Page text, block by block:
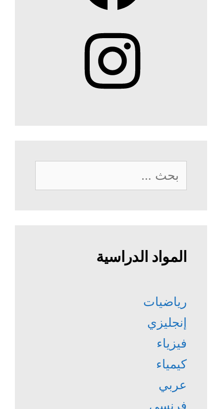
Instagram
البحث
عن:
المواد الدراسية
رياضيات
إنجليزي
فيزياء
كيمياء
عربي
فرنسي